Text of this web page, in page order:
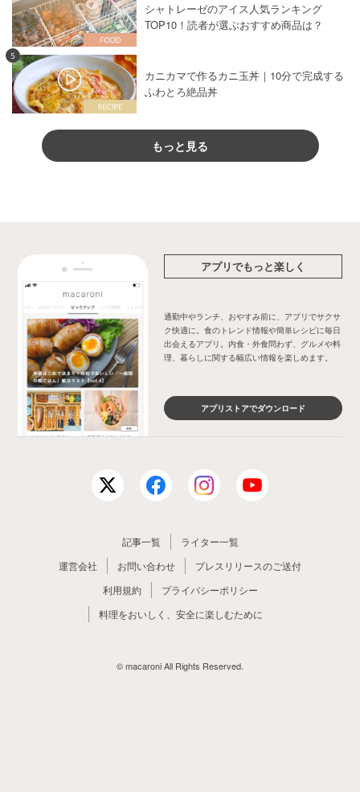
シャトレーゼのアイス人気ランキング
TOP10！読者が選ぶおすすめ商品は？
5
カニカマで作るカニ玉丼｜10分で完成する
ふわとろ絶品丼
もっと見る
アプリでもっと楽しく
通勤中やランチ、おやすみ前に、アプリでサクサ
ク快適に。食のトレンド情報や簡単レシピに毎日
出会えるアプリ。内食・外食問わず、グルメや料
理、暮らしに関する幅広い情報を楽しめます。
アプリストアでダウンロード
記事一覧
ライター一覧
運営会社
お問い合わせ
プレスリリースのご送付
利用規約
プライバシーポリシー
料理をおいしく、安全に楽しむために
© macaroni All Rights Reserved.